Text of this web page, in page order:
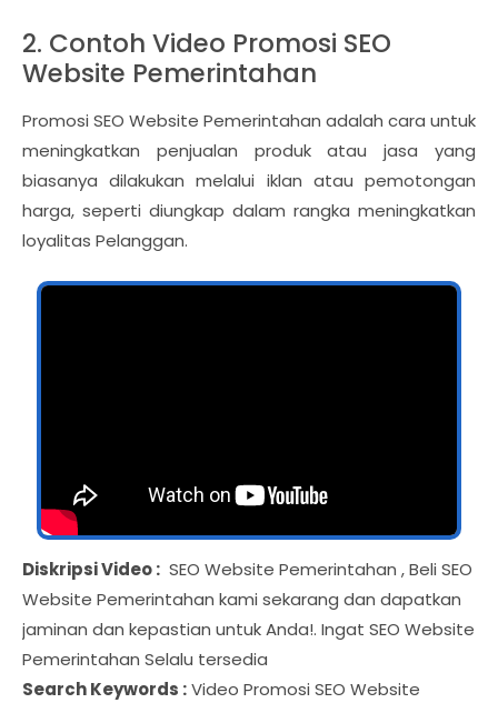
2. Contoh Video Promosi SEO
Website Pemerintahan
Promosi SEO Website Pemerintahan adalah cara untuk
meningkatkan penjualan produk atau jasa yang
biasanya dilakukan melalui iklan atau pemotongan
harga, seperti diungkap dalam rangka meningkatkan
loyalitas Pelanggan.
Diskripsi Video : SEO Website Pemerintahan , Beli SEO
Website Pemerintahan kami sekarang dan dapatkan
jaminan dan kepastian untuk Anda!. Ingat SEO Website
Pemerintahan Selalu tersedia
Search Keywords :Video Promosi SEO Website